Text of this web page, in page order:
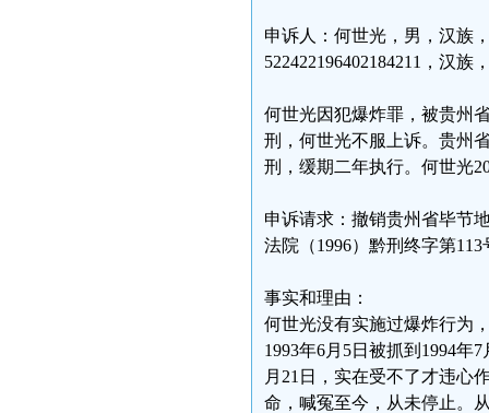
申诉人：何世光，男，汉族
522422196402184211，汉族
何世光因犯爆炸罪，被贵州
刑，何世光不服上诉。贵州
刑，缓期二年执行。何世光
申诉请求：撤销贵州省毕节
法院（1996）黔刑终字第
事实和理由：
何世光没有实施过爆炸行为
1993年6月5日被抓到1994年
月21日，实在受不了才违心
命，喊冤至今，从未停止。